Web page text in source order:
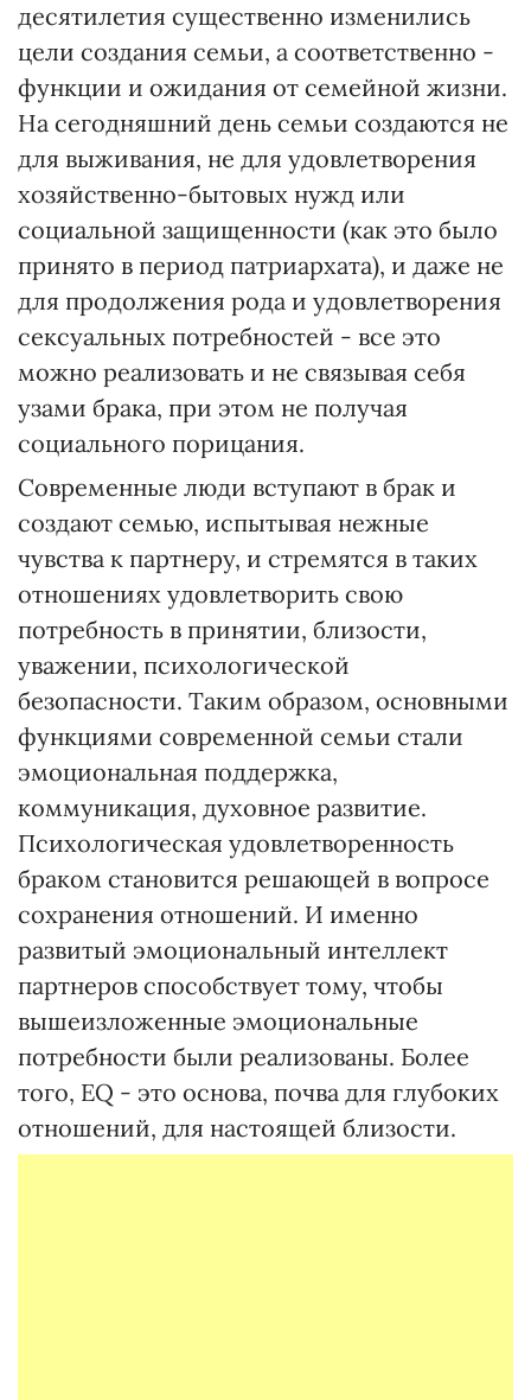
десятилетия существенно изменились
цели создания семьи, а соответственно -
функции и ожидания от семейной жизни.
На сегодняшний день семьи создаются не
для выживания, не для удовлетворения
хозяйственно-бытовых нужд или
социальной защищенности (как это было
принято в период патриархата), и даже не
для продолжения рода и удовлетворения
сексуальных потребностей - все это
можно реализовать и не связывая себя
узами брака, при этом не получая
социального порицания.
Современные люди вступают в брак и
создают семью, испытывая нежные
чувства к партнеру, и стремятся в таких
отношениях удовлетворить свою
потребность в принятии, близости,
уважении, психологической
безопасности. Таким образом, основными
функциями современной семьи стали
эмоциональная поддержка,
коммуникация, духовное развитие.
Психологическая удовлетворенность
браком становится решающей в вопросе
сохранения отношений. И именно
развитый эмоциональный интеллект
партнеров способствует тому, чтобы
вышеизложенные эмоциональные
потребности были реализованы. Более
того, EQ - это основа, почва для глубоких
отношений, для настоящей близости.